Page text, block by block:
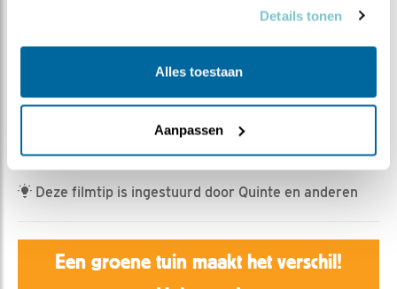
Details tonen
Alles toestaan
Aanpassen
gaan. Moeten wij morgen afscheid nemen van hen?
Deze filmtip is ingestuurd door Quinte en anderen
Een groene tuin maakt het verschil!